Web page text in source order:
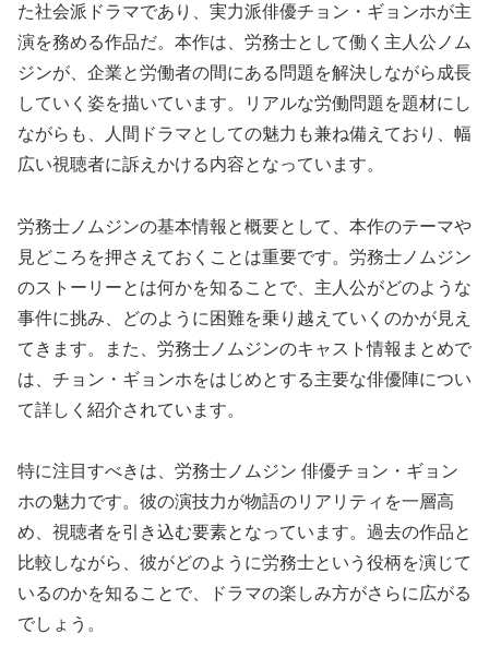
た社会派ドラマであり、実力派俳優チョン・ギョンホが主
演を務める作品だ。本作は、労務士として働く主人公ノム
ジンが、企業と労働者の間にある問題を解決しながら成長
していく姿を描いています。リアルな労働問題を題材にし
ながらも、人間ドラマとしての魅力も兼ね備えており、幅
広い視聴者に訴えかける内容となっています。
労務士ノムジンの基本情報と概要として、本作のテーマや
見どころを押さえておくことは重要です。労務士ノムジン
のストーリーとは何かを知ることで、主人公がどのような
事件に挑み、どのように困難を乗り越えていくのかが見え
てきます。また、労務士ノムジンのキャスト情報まとめで
は、チョン・ギョンホをはじめとする主要な俳優陣につい
て詳しく紹介されています。
特に注目すべきは、労務士ノムジン 俳優チョン・ギョン
ホの魅力です。彼の演技力が物語のリアリティを一層高
め、視聴者を引き込む要素となっています。過去の作品と
比較しながら、彼がどのように労務士という役柄を演じて
いるのかを知ることで、ドラマの楽しみ方がさらに広がる
でしょう。